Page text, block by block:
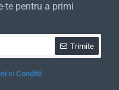
te pentru a primi
Trimite
si Conditii